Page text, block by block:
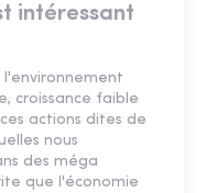
intéressant
l'environnement
croissance faible
actions dites de
nous
des méga
que l'économie